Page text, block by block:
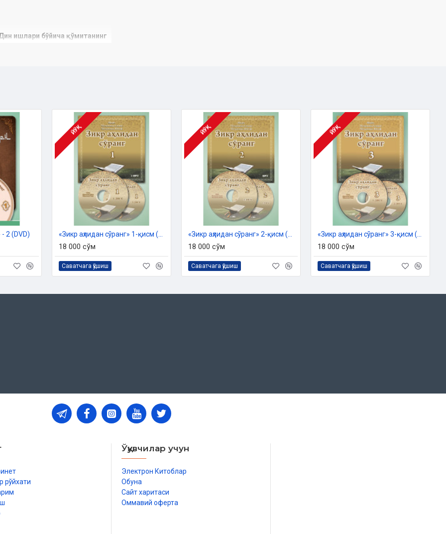
ишлари бўйича қўмитанинг
чоп этилди.
- 2 (DVD)
ЙЎҚ
18 000 сўм
Саватчага қўшиш
ЙЎҚ
18 000 сўм
Саватчага қўшиш
ЙЎҚ
18 000 сўм
Саватчага қўшиш
рўйхати
Ўқувчилар учун
Электрон Китоблар
Обуна
Сайт харитаси
Оммавий оферта